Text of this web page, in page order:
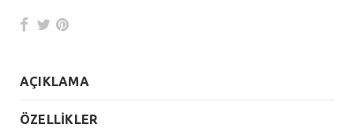
AÇIKLAMA
ÖZELLİKLER